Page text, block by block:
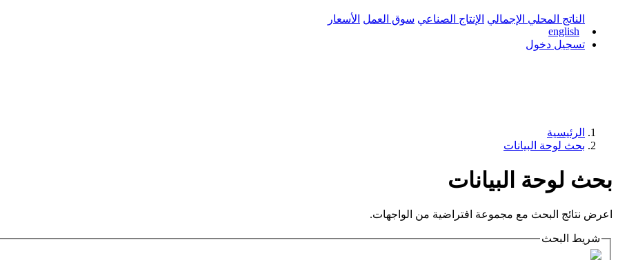
الناتج المحلي الإجمالي الإنتاج الصناعي سوق العمل الأسعار
english
تسجيل دخول
الرئيسية
بحث لوحة البيانات
بحث لوحة البيانات
اعرض نتائج البحث مع مجموعة افتراضية من الواجهات.
شريط البحث